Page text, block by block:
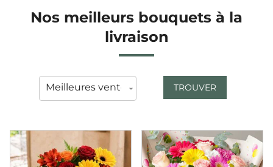
Nos meilleurs bouquets à la
livraison
TROUVER